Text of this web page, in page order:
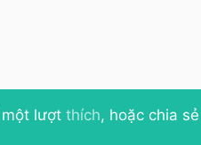
lượt thích, hoặc chia sẻ